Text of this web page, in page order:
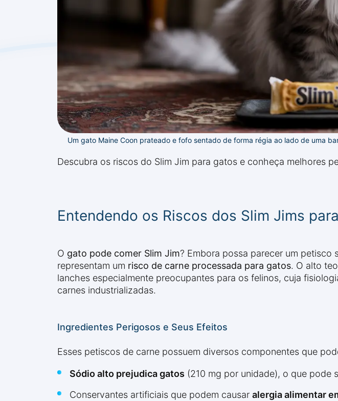
Um gato Maine Coon prateado e fofo sentado de forma régia ao lado de uma
Descubra os riscos do Slim Jim para gatos e conheça melhores
Entendendo os Riscos dos Slim Jims
O gato pode comer Slim Jim? Embora possa parecer um petisco
representam um risco de carne processada para gatos. O alto
lanches especialmente preocupantes para os felinos, cuja
carnes industrializadas.
Ingredientes Perigosos e Seus Efeitos
Esses petiscos de carne possuem diversos componentes que
Sódio alto prejudica gatos (210 mg por unidade), o que pode
Conservantes artificiais que podem causar alergia alimentar